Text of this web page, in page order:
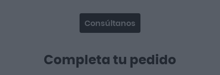
Completa tu pedido
Consúltanos